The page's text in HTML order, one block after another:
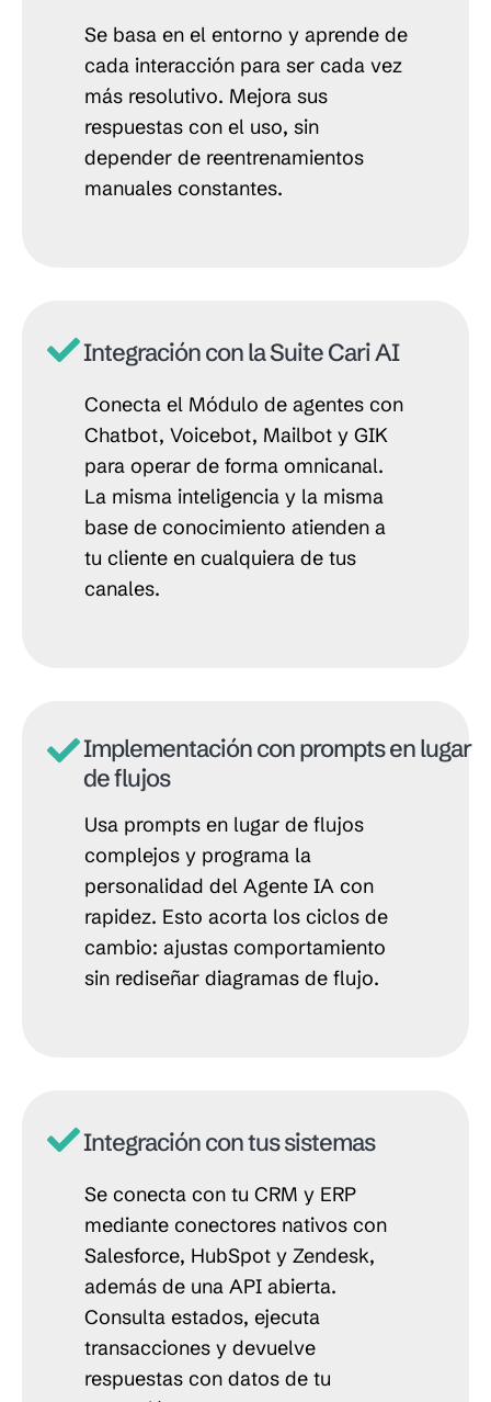
Se basa en el entorno y aprende de
cada interacción para ser cada vez
más resolutivo. Mejora sus
respuestas con el uso, sin
depender de reentrenamientos
manuales constantes.
Integración con la Suite Cari AI
Conecta el Módulo de agentes con
Chatbot, Voicebot, Mailbot y GIK
para operar de forma omnicanal.
La misma inteligencia y la misma
base de conocimiento atienden a
tu cliente en cualquiera de tus
canales.
Implementación con prompts en lugar
de flujos
Usa prompts en lugar de flujos
complejos y programa la
personalidad del Agente IA con
rapidez. Esto acorta los ciclos de
cambio: ajustas comportamiento
sin rediseñar diagramas de flujo.
Integración con tus sistemas
Se conecta con tu CRM y ERP
mediante conectores nativos con
Salesforce, HubSpot y Zendesk,
además de una API abierta.
Consulta estados, ejecuta
transacciones y devuelve
respuestas con datos de tu